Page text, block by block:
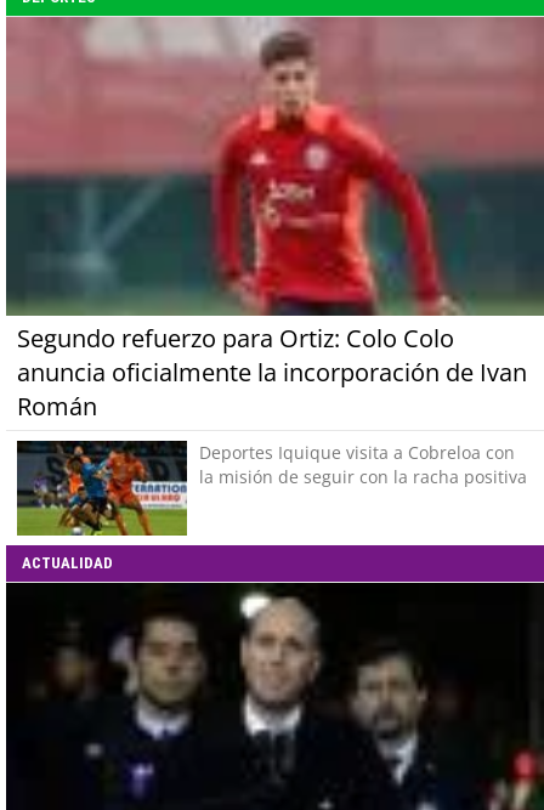
Segundo refuerzo para Ortiz: Colo Colo
anuncia oficialmente la incorporación de Ivan
Román
Deportes Iquique visita a Cobreloa con
la misión de seguir con la racha positiva
ACTUALIDAD